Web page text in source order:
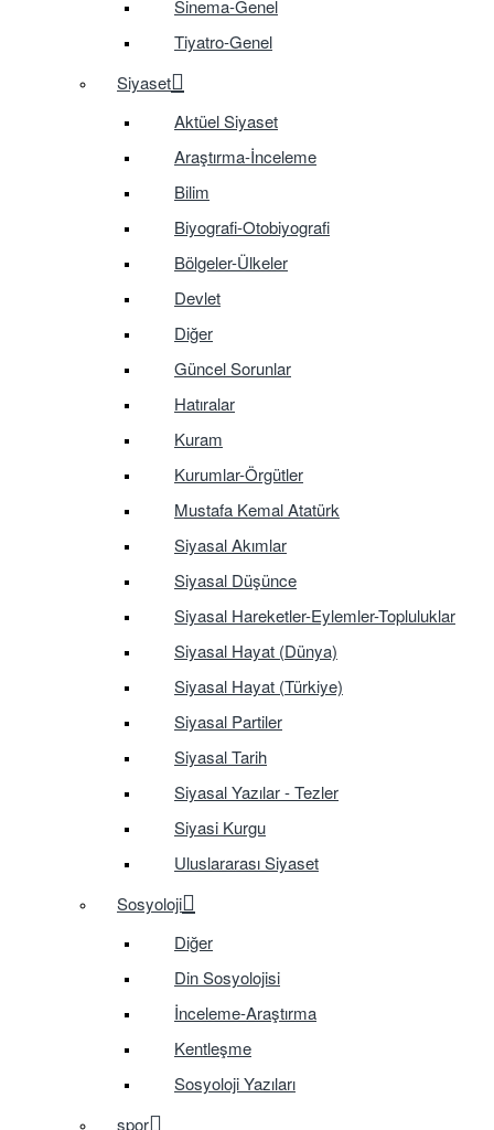
Sinema-Genel
Tiyatro-Genel
Siyaset
Aktüel Siyaset
Araştırma-İnceleme
Bilim
Biyografi-Otobiyografi
Bölgeler-Ülkeler
Devlet
Diğer
Güncel Sorunlar
Hatıralar
Kuram
Kurumlar-Örgütler
Mustafa Kemal Atatürk
Siyasal Akımlar
Siyasal Düşünce
Siyasal Hareketler-Eylemler-Topluluklar
Siyasal Hayat (Dünya)
Siyasal Hayat (Türkiye)
Siyasal Partiler
Siyasal Tarih
Siyasal Yazılar - Tezler
Siyasi Kurgu
Uluslararası Siyaset
Sosyoloji
Diğer
Din Sosyolojisi
İnceleme-Araştırma
Kentleşme
Sosyoloji Yazıları
spor